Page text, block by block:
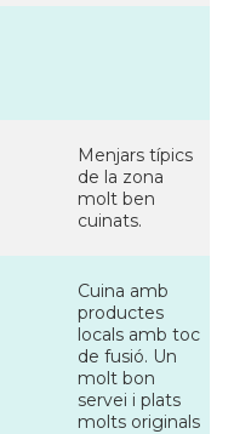
Menjars típics
de la zona
molt ben
cuinats.
Cuina amb
productes
locals amb toc
de fusió. Un
molt bon
servei i plats
molts originals